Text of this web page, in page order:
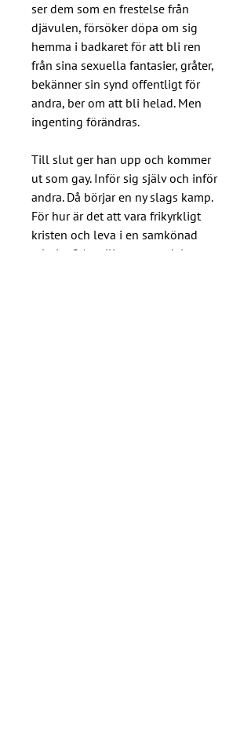
ser dem som en frestelse från
djävulen, försöker döpa om sig
hemma i badkaret för att bli ren
från sina sexuella fantasier, gråter,
bekänner sin synd offentligt för
andra, ber om att bli helad. Men
ingenting förändras.
Till slut ger han upp och kommer
ut som gay. Inför sig själv och inför
andra. Då börjar en ny slags kamp.
För hur är det att vara frikyrkligt
kristen och leva i en samkönad
relation? Att vilja vara en del av en